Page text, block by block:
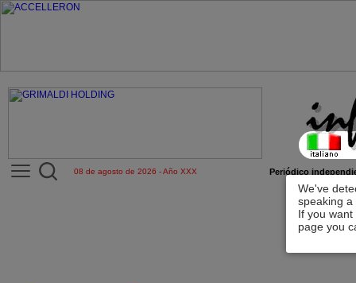
We've
speaking
If you
page you
08 de agosto de 2026 - Año XXX Periódico